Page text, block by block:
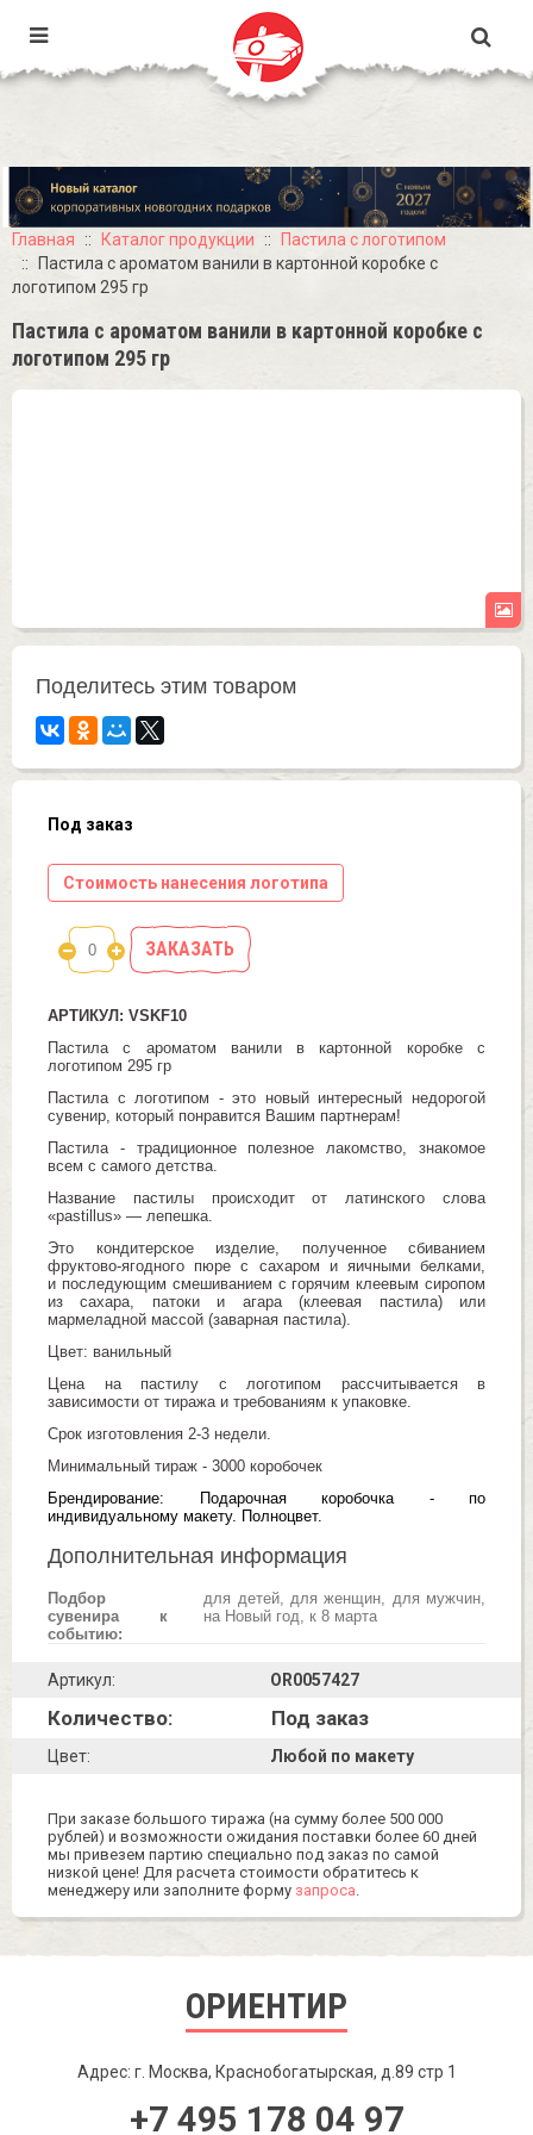
Главная Каталог продукции
Пастила с логотипом
Пастила с ароматом ванили в картонной коробке с
логотипом 295 гр
Пастила с ароматом ванили в картонной коробке с
логотипом 295 гр
Поделитесь этим товаром
Под заказ
Стоимость нанесения логотипа
ЗАКАЗАТЬ
АРТИКУЛ: VSKF10
Пастила с ароматом ванили в картонной коробке с
логотипом 295 гр
Пастила с логотипом - это новый интересный недорогой
сувенир, который понравится Вашим партнерам!
Пастила - традиционное полезное лакомство, знакомое
всем с самого детства.
Название пастилы происходит от латинского слова
«pastillus» — лепешка.
Это кондитерское изделие, полученное сбиванием
фруктово-ягодного пюре с сахаром и яичными белками,
и последующим смешиванием с горячим клеевым сиропом
из сахара, патоки и агара (клеевая пастила) или
мармеладной массой (заварная пастила).
Цвет: ванильный
Цена на пастилу с логотипом рассчитывается в
зависимости от тиража и требованиям к упаковке.
Срок изготовления 2-3 недели.
Минимальный тираж - 3000 коробочек
Брендирование: Подарочная коробочка - по
индивидуальному макету. Полноцвет.
Дополнительная информация
Подбор
сувенира к
событию:
для детей, для женщин, для мужчин,
на Новый год, к 8 марта
Артикул: OR0057427
Количество: Под заказ
Цвет: Любой по макету
При заказе большого тиража (на сумму более 500 000
рублей) и возможности ожидания поставки более 60 дней
мы привезем партию специально под заказ по самой
низкой цене! Для расчета стоимости обратитесь к
менеджеру или заполните форму запроса.
ОРИЕНТИР
Адрес: г. Москва, Краснобогатырская, д.89 стр 1
+7 495 178 04 97